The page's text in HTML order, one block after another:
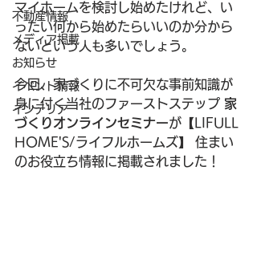
不動産情報
メディア掲載
お知らせ
イベント情報
インテリア
マイホームを検討し始めたけれど、い
ったい何から始めたらいいのか分から
ないという人も多いでしょう。
今回、家づくりに不可欠な事前知識が
身に付く当社のファーストステップ 家
づくりオンラインセミナーが【LIFULL
HOME'S/ライフルホームズ】 住まい
のお役立ち情報に掲載されました！